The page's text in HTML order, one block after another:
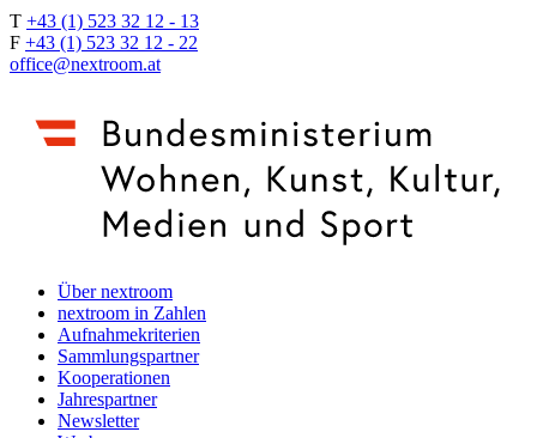
T +43 (1) 523 32 12 - 13
F +43 (1) 523 32 12 - 22
office@nextroom.at
Über nextroom
nextroom in Zahlen
Aufnahmekriterien
Sammlungspartner
Kooperationen
Jahrespartner
Newsletter